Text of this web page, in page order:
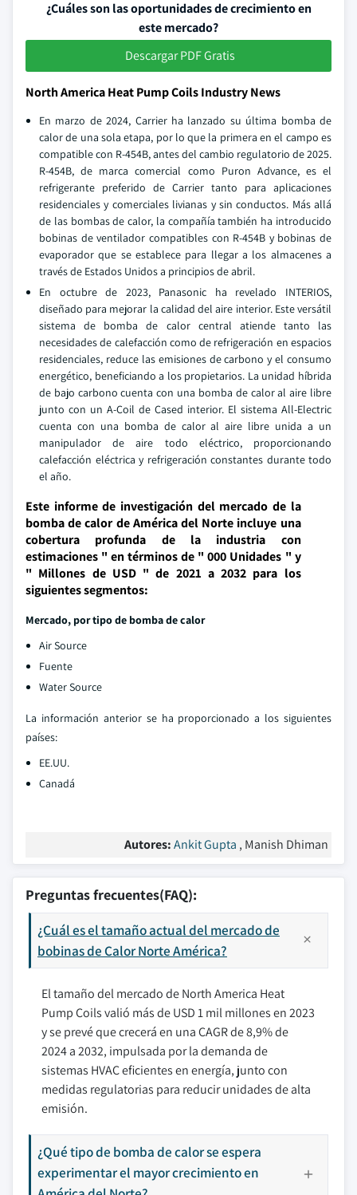
¿Cuáles son las oportunidades de crecimiento en
este mercado?
Descargar PDF Gratis
North America Heat Pump Coils Industry News
En marzo de 2024, Carrier ha lanzado su última bomba de
calor de una sola etapa, por lo que la primera en el campo es
compatible con R-454B, antes del cambio regulatorio de 2025.
R-454B, de marca comercial como Puron Advance, es el
refrigerante preferido de Carrier tanto para aplicaciones
residenciales y comerciales livianas y sin conductos. Más allá
de las bombas de calor, la compañía también ha introducido
bobinas de ventilador compatibles con R-454B y bobinas de
evaporador que se establece para llegar a los almacenes a
través de Estados Unidos a principios de abril.
En octubre de 2023, Panasonic ha revelado INTERIOS,
diseñado para mejorar la calidad del aire interior. Este versátil
sistema de bomba de calor central atiende tanto las
necesidades de calefacción como de refrigeración en espacios
residenciales, reduce las emisiones de carbono y el consumo
energético, beneficiando a los propietarios. La unidad híbrida
de bajo carbono cuenta con una bomba de calor al aire libre
junto con un A-Coil de Cased interior. El sistema All-Electric
cuenta con una bomba de calor al aire libre unida a un
manipulador de aire todo eléctrico, proporcionando
calefacción eléctrica y refrigeración constantes durante todo
el año.
Este informe de investigación del mercado de la
bomba de calor de América del Norte incluye una
cobertura profunda de la industria con
estimaciones " en términos de " 000 Unidades " y
" Millones de USD " de 2021 a 2032 para los
siguientes segmentos:
Mercado, por tipo de bomba de calor
Air Source
Fuente
Water Source
La información anterior se ha proporcionado a los siguientes
países:
EE.UU.
Canadá
Autores:Ankit Gupta , Manish Dhiman
Preguntas frecuentes(FAQ):
¿Cuál es el tamaño actual del mercado de
bobinas de Calor Norte América?
El tamaño del mercado de North America Heat
Pump Coils valió más de USD 1 mil millones en 2023
y se prevé que crecerá en una CAGR de 8,9% de
2024 a 2032, impulsada por la demanda de
sistemas HVAC eficientes en energía, junto con
medidas regulatorias para reducir unidades de alta
emisión.
¿Qué tipo de bomba de calor se espera
experimentar el mayor crecimiento en